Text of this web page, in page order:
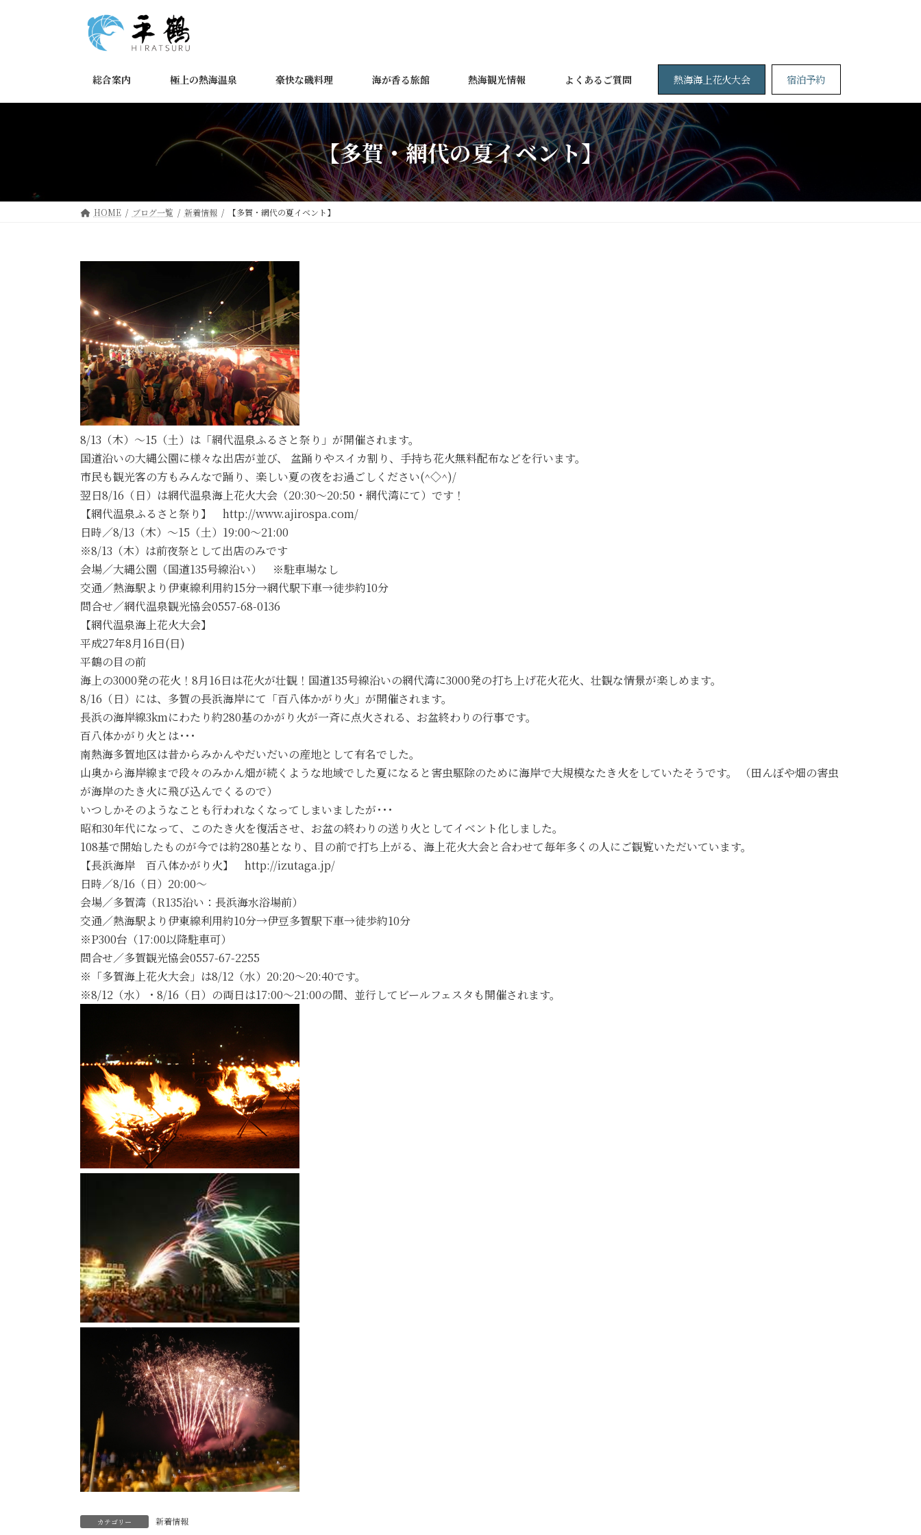
ス
ン
総合案内 極上の熱海温泉 豪快な磯料理 海が香る旅館 熱海観光情報 よくあるご質問 熱海海上花火大会 宿泊予約
【多賀・網代の夏イベント】
HOME ブログ一覧 新着情報 【多賀・網代の夏イベント】
8/13（木）～15（土）は「網代温泉ふるさと祭り」が開催されます。
国道沿いの大縄公園に様々な出店が並び、 盆踊りやスイカ割り、手持ち花火無料配布などを行います。
市民も観光客の方もみんなで踊り、楽しい夏の夜をお過ごしください(^◇^)/
翌日8/16（日）は網代温泉海上花火大会（20:30～20:50・網代湾にて）です！
【網代温泉ふるさと祭り】 http://www.ajirospa.com/
日時／8/13（木）～15（土）19:00～21:00
※8/13（木）は前夜祭として出店のみです
会場／大縄公園（国道135号線沿い） ※駐車場なし
交通／熱海駅より伊東線利用約15分→網代駅下車→徒歩約10分
問合せ／網代温泉観光協会0557-68-0136
【網代温泉海上花火大会】
平成27年8月16日(日)
平鶴の目の前
海上の3000発の花火！8月16日は花火が壮観！国道135号線沿いの網代湾に3000発の打ち上げ花火花火、壮観な情景が楽しめます。
8/16（日）には、多賀の長浜海岸にて「百八体かがり火」が開催されます。
長浜の海岸線3kmにわたり約280基のかがり火が一斉に点火される、お盆終わりの行事です。
百八体かがり火とは･･･
南熱海多賀地区は昔からみかんやだいだいの産地として有名でした。
山奥から海岸線まで段々のみかん畑が続くような地域でした夏になると害虫駆除のために海岸で大規模なたき火をしていたそうです。 （田んぼや畑の害虫
が海岸のたき火に飛び込んでくるので）
いつしかそのようなことも行われなくなってしまいましたが･･･
昭和30年代になって、このたき火を復活させ、お盆の終わりの送り火としてイベント化しました。
108基で開始したものが今では約280基となり、目の前で打ち上がる、海上花火大会と合わせて毎年多くの人にご観覧いただいています。
【長浜海岸 百八体かがり火】 http://izutaga.jp/
日時／8/16（日）20:00～
会場／多賀湾（R135沿い：長浜海水浴場前）
交通／熱海駅より伊東線利用約10分→伊豆多賀駅下車→徒歩約10分
※P300台（17:00以降駐車可）
問合せ／多賀観光協会0557-67-2255
※「多賀海上花火大会」は8/12（水）20:20～20:40です。
※8/12（水）・8/16（日）の両日は17:00～21:00の間、並行してビールフェスタも開催されます。
カテゴリー 新着情報